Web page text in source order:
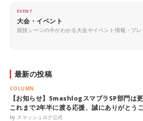
EVENT
大会・イベント
競技シーンの今がわかる大会やイベント情報・プ
最新の投稿
COLUMN
【お知らせ】SmashlogスマブラSP部門は更
これまで2年半に渡る応援、誠にありがとうご
by スマッシュログ公式